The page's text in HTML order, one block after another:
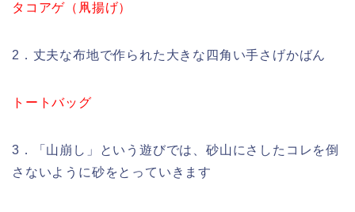
タコアゲ（凧揚げ）
2．丈夫な布地で作られた大きな四角い手さげかばん
トートバッグ
3．「山崩し」という遊びでは、砂山にさしたコレを倒
さないように砂をとっていきます